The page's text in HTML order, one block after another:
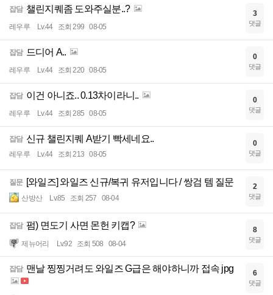
잡담 챌린지퀘좀 도와주실분..?
레우루 Lv.44 조회 299 08-05
3
댓글
잡담 드디어 A..
레우루 Lv.44 조회 220 08-05
0
댓글
잡담 이건 아니죠.. 0.13차이라니..
레우루 Lv.44 조회 285 08-05
0
댓글
잡담 신규 챌린지퀘 A받기 빡세네요..
레우루 Lv.44 조회 213 08-05
0
댓글
질문 [와일즈] 와일즈 신규/복귀 유저입니다 / 쌍검 템 질문
산방산 Lv.85 조회 257 08-04
2
댓글
잡담 펌) 면도기 사면 몬헌 키캡?
제뉴어리 Lv.92 조회 508 08-04
8
댓글
잡담 맨날 찡찡거려도 와일즈 G급은 해야하니까 접속 jpg 6
댓글